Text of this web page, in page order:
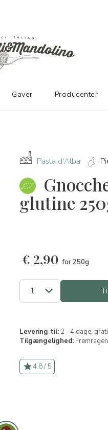
Pasta d'Alba
glutine
€ 2,90 for 250g
Levering til: 2 - 4 dage,
Tilgængelighed:
4.8 / 5
Gaver Producenter